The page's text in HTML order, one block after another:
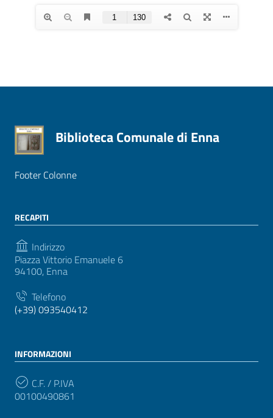
Biblioteca Comunale di Enna
Footer Colonne
RECAPITI
Indirizzo
Piazza Vittorio Emanuele 6
94100, Enna
Telefono
(+39) 093540412
INFORMAZIONI
C.F. / P.IVA
00100490861